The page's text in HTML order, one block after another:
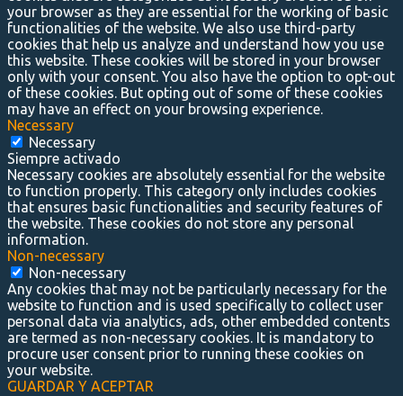
your browser as they are essential for the working of basic
functionalities of the website. We also use third-party
cookies that help us analyze and understand how you use
this website. These cookies will be stored in your browser
only with your consent. You also have the option to opt-out
of these cookies. But opting out of some of these cookies
may have an effect on your browsing experience.
Necessary
Necessary
Siempre activado
Necessary cookies are absolutely essential for the website
to function properly. This category only includes cookies
that ensures basic functionalities and security features of
the website. These cookies do not store any personal
information.
Non-necessary
Non-necessary
Any cookies that may not be particularly necessary for the
website to function and is used specifically to collect user
personal data via analytics, ads, other embedded contents
are termed as non-necessary cookies. It is mandatory to
procure user consent prior to running these cookies on
your website.
GUARDAR Y ACEPTAR